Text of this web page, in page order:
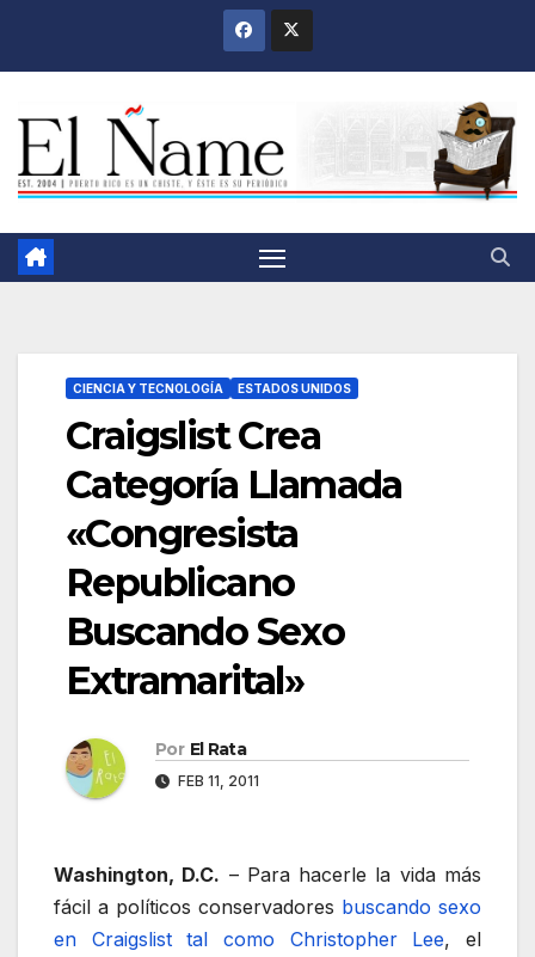
CIENCIA Y TECNOLOGÍA ESTADOS UNIDOS
Craigslist Crea
Categoría Llamada
«Congresista
Republicano
Buscando Sexo
Extramarital»
Por El Rata
FEB 11, 2011
Washington, D.C. – Para hacerle la vida más
fácil a políticos conservadores buscando sexo
en Craigslist tal como Christopher Lee, el